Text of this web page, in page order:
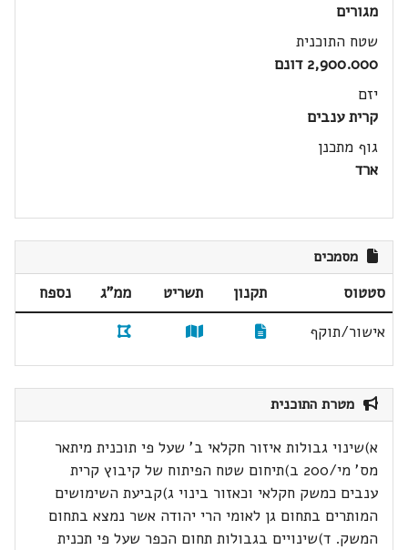
מגורים
שטח התוכנית
2,900.000 דונם
יזם
קרית ענבים
גוף מתכנן
ארד
מסמכים
סטטוס תקנון תשריט ממ"ג
נספח
אישור/תוקף
מטרת התוכנית
א)שינוי גבולות איזור חקלאי ב' שעל פי תוכנית מיתאר
מס' מי/200 ב)תיחום שטח הפיתוח של קיבוץ קרית
ענבים כמשק חקלאי וכאזור בינוי ג)קביעת השימושים
המותרים בתחום גן לאומי הרי יהודה אשר נמצא בתחום
המשק. ד)שינויים בגבולות תחום הכפר שעל פי תכנית